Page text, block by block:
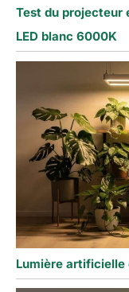
Test du projecteur
LED blanc 6000K
Lumière artificielle